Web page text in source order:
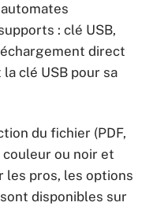
automates
: clé USB,
direct
clé USB pour sa
du fichier (PDF,
couleur ou noir et
les pros, les options
disponibles sur